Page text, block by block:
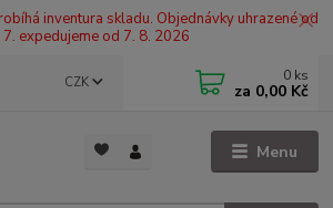
inventura skladu. Objednávky uhrazené od
7. expedujeme od 7. 8. 2026
Menu
CZK 0 ks
za 0,00 Kč